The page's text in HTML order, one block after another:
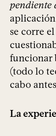
pendiente
se corre
funcionar
(todo lo
cabo
La